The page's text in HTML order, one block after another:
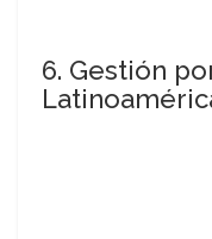
6. Gestión